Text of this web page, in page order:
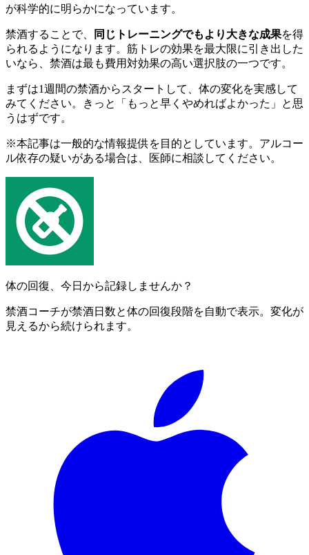
が科学的に明らかになっています。
禁酒することで、 同じトレーニングでもより大きな成果を得
られるようになります。筋トレの効果を最大限に引き出した
いなら、禁酒は最も費用対効果の高い選択肢の一つです。
まずは1週間の禁酒からスタートして、体の変化を実感して
みてください。きっと「もっと早くやめればよかった」と思
うはずです。
※本記事は一般的な情報提供を目的としています。アルコー
ル依存の疑いがある場合は、医師に相談してください。
体の回復、今日から記録しませんか？
禁酒コーチが禁酒日数と体の回復段階を自動で表示。変化が
見えるから続けられます。